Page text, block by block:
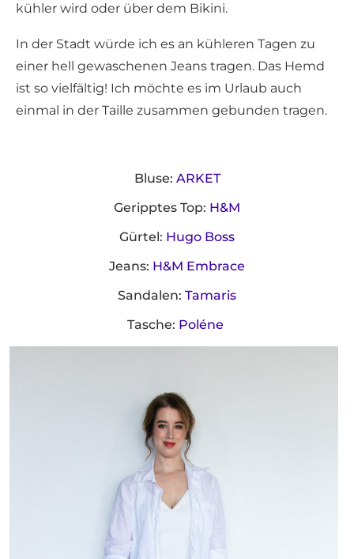
kühler wird oder über dem Bikini.
In der Stadt würde ich es an kühleren Tagen zu
einer hell gewaschenen Jeans tragen. Das Hemd
ist so vielfältig! Ich möchte es im Urlaub auch
einmal in der Taille zusammen gebunden tragen.
Bluse: ARKET
Geripptes Top: H&M
Gürtel: Hugo Boss
Jeans: H&M Embrace
Sandalen: Tamaris
Tasche: Poléne